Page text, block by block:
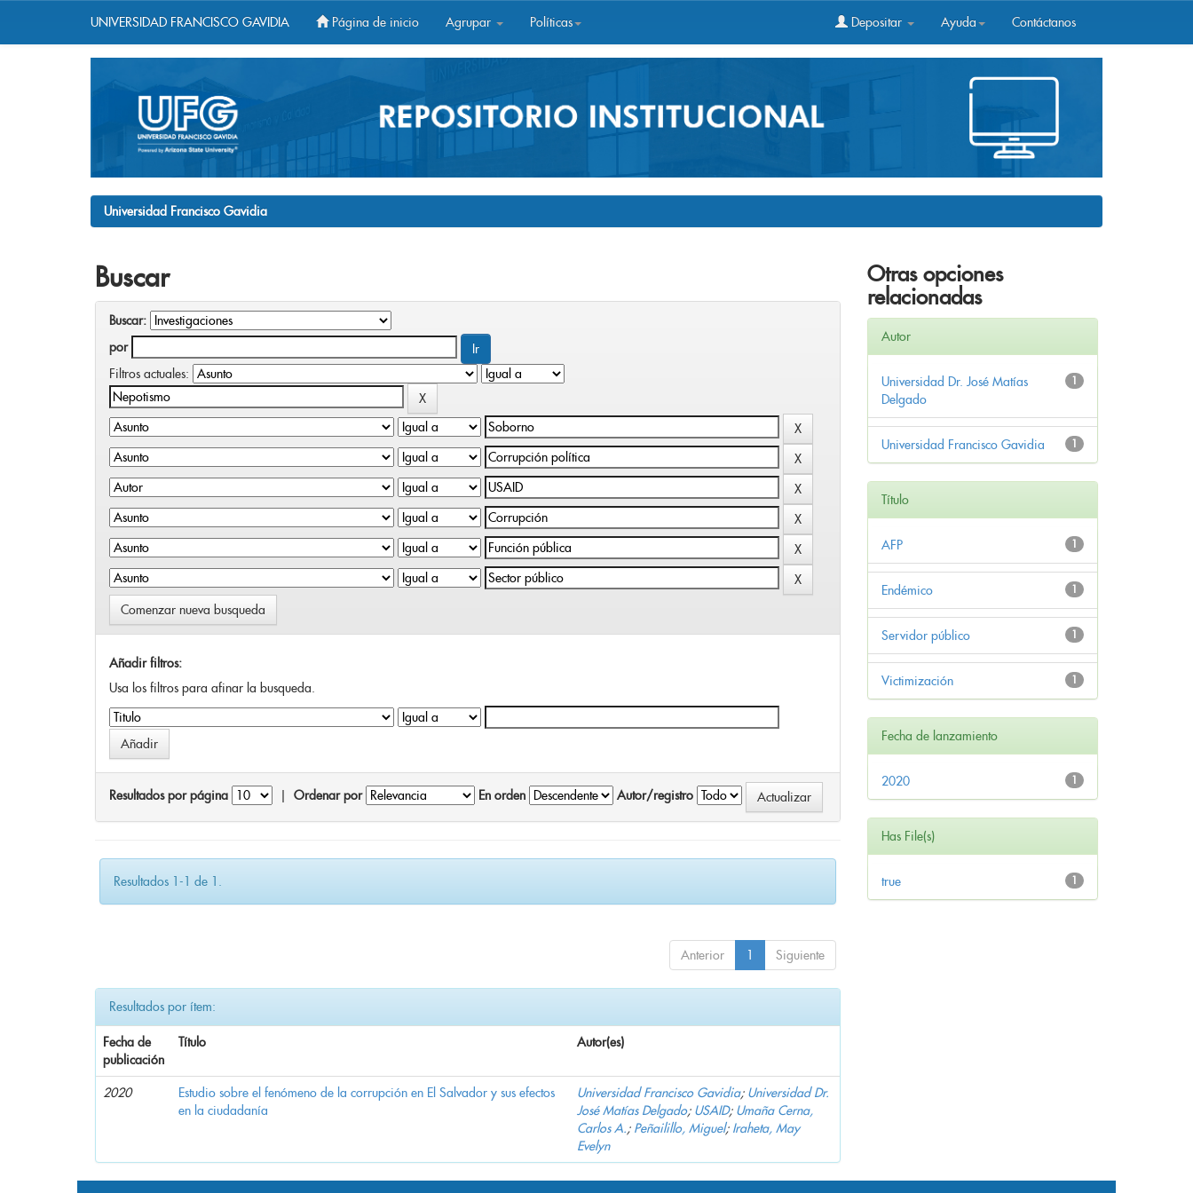
UNIVERSIDAD FRANCISCO GAVIDIA Página de inicio Agrupar Políticas Depositar Ayuda Contáctanos
Universidad Francisco Gavidia
Buscar
Buscar:
por
Filtros actuales:
Comenzar nueva busqueda
Añadir filtros:
Usa los filtros para afinar la busqueda.
Resultados por página Ordenar por En orden Autor/registro
Resultados 1-1 de 1.
Anterior 1 Siguiente
Resultados por ítem:
Fecha de
publicación
Título Autor(es)
2020
Estudio sobre el fenómeno de la corrupción en El Salvador y sus efectos
en la ciudadanía
Universidad Francisco Gavidia; Universidad Dr.
José Matías Delgado; USAID; Umaña Cerna,
Carlos A.; Peñailillo, Miguel; Iraheta, May
Evelyn
Otras opciones
relacionadas
Autor
1
Universidad Dr. José Matías
Delgado
1
Universidad Francisco Gavidia
Título
1
AFP
1
Endémico
1
Servidor público
1
Victimización
Fecha de lanzamiento
1
2020
Has File(s)
1
true